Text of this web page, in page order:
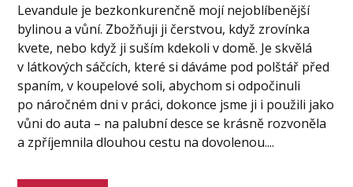
Levandule je bezkonkurenčně mojí nejoblíbenější
bylinou a vůní. Zbožňuji ji čerstvou, když zrovínka
kvete, nebo když ji suším kdekoli v domě. Je skvělá
v látkových sáčcích, které si dáváme pod polštář před
spaním, v koupelové soli, abychom si odpočinuli
po náročném dni v práci, dokonce jsme ji i použili jako
vůni do auta – na palubní desce se krásně rozvoněla
a zpříjemnila dlouhou cestu na dovolenou....